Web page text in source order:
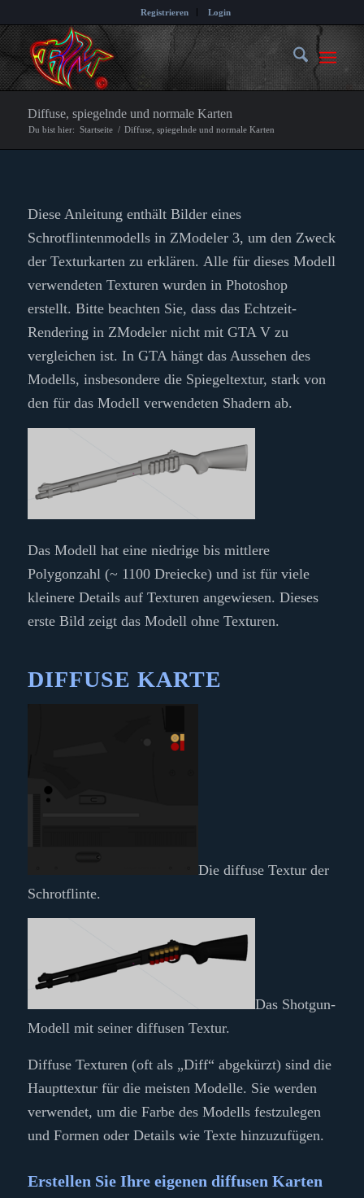
Registrieren Login
Diffuse, spiegelnde und normale Karten
Du bist hier: Startseite / Diffuse, spiegelnde und normale Karten
Diese Anleitung enthält Bilder eines
Schrotflintenmodells in ZModeler 3, um den Zweck
der Texturkarten zu erklären. Alle für dieses Modell
verwendeten Texturen wurden in Photoshop
erstellt. Bitte beachten Sie, dass das Echtzeit-
Rendering in ZModeler nicht mit GTA V zu
vergleichen ist. In GTA hängt das Aussehen des
Modells, insbesondere die Spiegeltextur, stark von
den für das Modell verwendeten Shadern ab.
Das Modell hat eine niedrige bis mittlere
Polygonzahl (~ 1100 Dreiecke) und ist für viele
kleinere Details auf Texturen angewiesen. Dieses
erste Bild zeigt das Modell ohne Texturen.
DIFFUSE KARTE
Die diffuse Textur der
Schrotflinte.
Das Shotgun-
Modell mit seiner diffusen Textur.
Diffuse Texturen (oft als „Diff“ abgekürzt) sind die
Haupttextur für die meisten Modelle. Sie werden
verwendet, um die Farbe des Modells festzulegen
und Formen oder Details wie Texte hinzuzufügen.
Erstellen Sie Ihre eigenen diffusen Karten